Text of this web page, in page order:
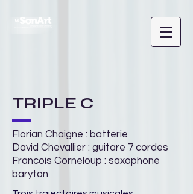
TRIPLE C
Florian Chaigne : batterie
David Chevallier : guitare 7 cordes
Francois Corneloup : saxophone
baryton